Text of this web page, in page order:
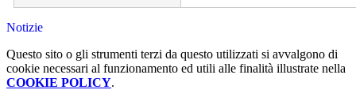
Notizie
Questo sito o gli strumenti terzi da questo utilizzati si avvalgono di
cookie necessari al funzionamento ed utili alle finalità illustrate nella
COOKIE POLICY.